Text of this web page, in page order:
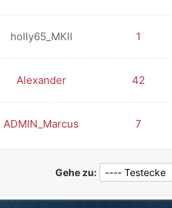
holly65_MKII 1
Alexander 42
ADMIN_Marcus 7
Gehe zu: